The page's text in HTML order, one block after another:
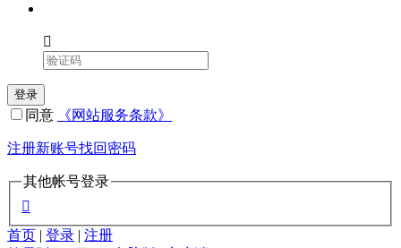

登录
同意 《网站服务条款》
注册新账号找回密码
其他帐号登录

首页 | 登录 | 注册